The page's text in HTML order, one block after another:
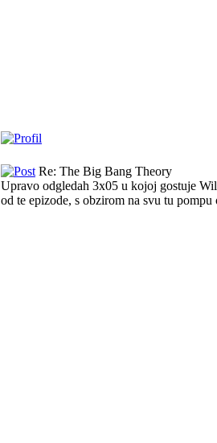
Re: The Big Bang Theory
Upravo odgledah 3x05 u kojoj gostuje
od te epizode, s obzirom na svu tu pompu